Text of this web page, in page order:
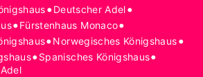
•Deutscher Adel•
•Fürstenhaus Monaco•
•Norwegisches Königshaus•
•Spanisches Königshaus•